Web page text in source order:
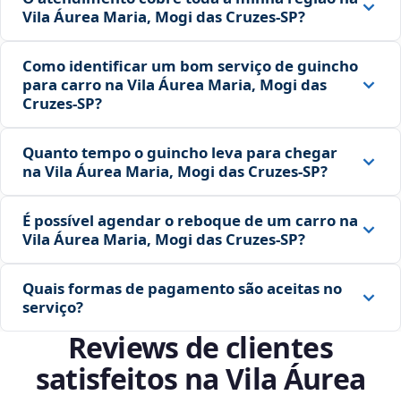
Vila Áurea Maria, Mogi das Cruzes‑SP?
Como identificar um bom serviço de guincho
para carro na Vila Áurea Maria, Mogi das
Cruzes‑SP?
Quanto tempo o guincho leva para chegar
na Vila Áurea Maria, Mogi das Cruzes‑SP?
É possível agendar o reboque de um carro na
Vila Áurea Maria, Mogi das Cruzes‑SP?
Quais formas de pagamento são aceitas no
serviço?
Reviews de clientes
satisfeitos na Vila Áurea